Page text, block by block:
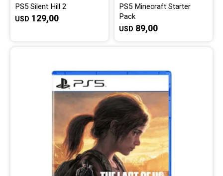
PS5 Silent Hill 2
USD 129,00
PS5 Minecraft Starter
Pack
USD 89,00